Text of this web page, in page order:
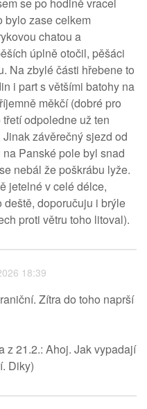
bylo zase celkem
chatou a
úplně otočil, pěšáci
Na zbylé části hřebene to
i part s většími batohy na
měkčí (dobré pro
odpoledne už ten
závěrečný sjezd od
Panské pole byl snad
nebál že poškrábu lyže.
jetelné v celé délce,
doporučuju i brýle
proti větru toho litoval).
18:39
Zítra do toho naprší
z 21.2.: Ahoj. Jak vypadají
Diky)